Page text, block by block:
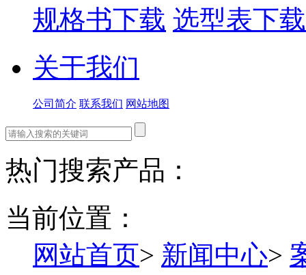
规格书下载 选型表下载
关于我们
公司简介 联系我们 网站地图
热门搜索产品：
当前位置：
网站首页> 新闻中心>